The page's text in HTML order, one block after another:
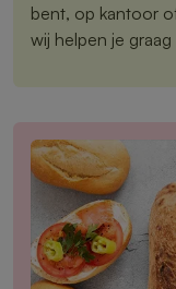
bent, op kantoor
wij helpen je